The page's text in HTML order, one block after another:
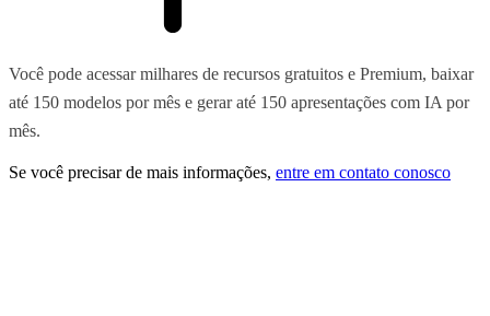
Você pode acessar milhares de recursos gratuitos e Premium, baixar
até 150 modelos por mês e gerar até 150 apresentações com IA por
mês.
Se você precisar de mais informações, entre em contato conosco